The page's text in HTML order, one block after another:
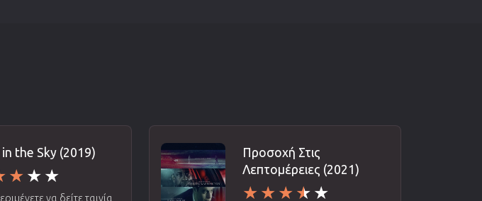
in the Sky (2019)
να δείτε ταινία
Προσοχή Στις
Λεπτομέρειες (2021)